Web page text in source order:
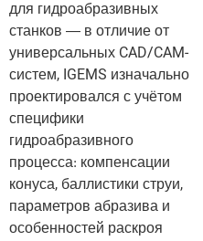
для гидроабразивных
станков — в отличие от
универсальных CAD/CAM-
систем, IGEMS изначально
проектировался с учётом
специфики
гидроабразивного
процесса: компенсации
конуса, баллистики струи,
параметров абразива и
особенностей раскроя